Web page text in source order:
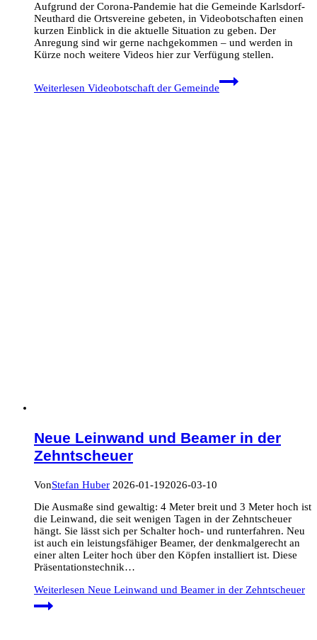
Aufgrund der Corona-Pandemie hat die Gemeinde Karlsdorf-
Neuthard die Ortsvereine gebeten, in Videobotschaften einen
kurzen Einblick in die aktuelle Situation zu geben. Der
Anregung sind wir gerne nachgekommen – und werden in
Kürze noch weitere Videos hier zur Verfügung stellen.
Weiterlesen Videobotschaft der Gemeinde
Neue Leinwand und Beamer in der
Zehntscheuer
VonStefan Huber 2026-01-192026-03-10
Die Ausmaße sind gewaltig: 4 Meter breit und 3 Meter hoch ist
die Leinwand, die seit wenigen Tagen in der Zehntscheuer
hängt. Sie lässt sich per Schalter hoch- und runterfahren. Neu
ist auch ein leistungsfähiger Beamer, der denkmalgerecht an
einer alten Leiter hoch über den Köpfen installiert ist. Diese
Präsentationstechnik…
Weiterlesen Neue Leinwand und Beamer in der Zehntscheuer